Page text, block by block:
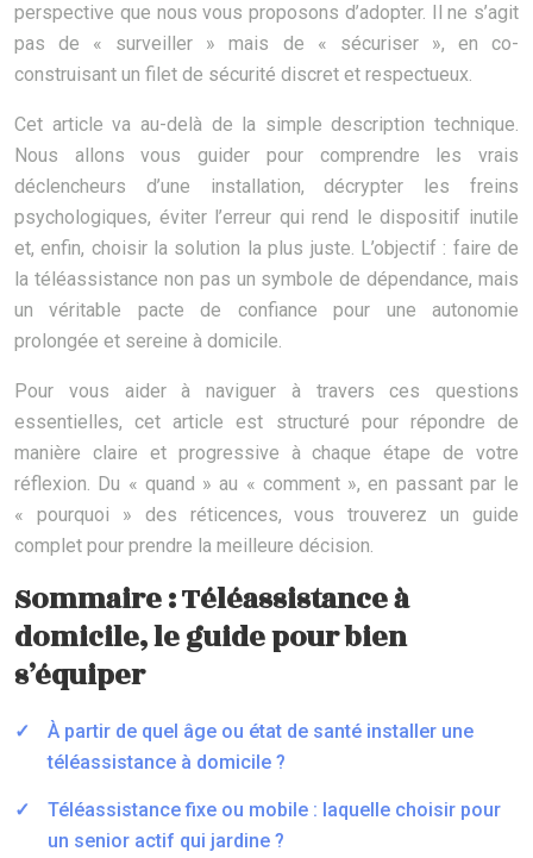
perspective que nous vous proposons d’adopter. Il ne s’agit
pas de « surveiller » mais de « sécuriser », en co-
construisant un filet de sécurité discret et respectueux.
Cet article va au-delà de la simple description technique.
Nous allons vous guider pour comprendre les vrais
déclencheurs d’une installation, décrypter les freins
psychologiques, éviter l’erreur qui rend le dispositif inutile
et, enfin, choisir la solution la plus juste. L’objectif : faire de
la téléassistance non pas un symbole de dépendance, mais
un véritable pacte de confiance pour une autonomie
prolongée et sereine à domicile.
Pour vous aider à naviguer à travers ces questions
essentielles, cet article est structuré pour répondre de
manière claire et progressive à chaque étape de votre
réflexion. Du « quand » au « comment », en passant par le
« pourquoi » des réticences, vous trouverez un guide
complet pour prendre la meilleure décision.
Sommaire : Téléassistance à
domicile, le guide pour bien
s’équiper
À partir de quel âge ou état de santé installer une
téléassistance à domicile ?
Téléassistance fixe ou mobile : laquelle choisir pour
un senior actif qui jardine ?